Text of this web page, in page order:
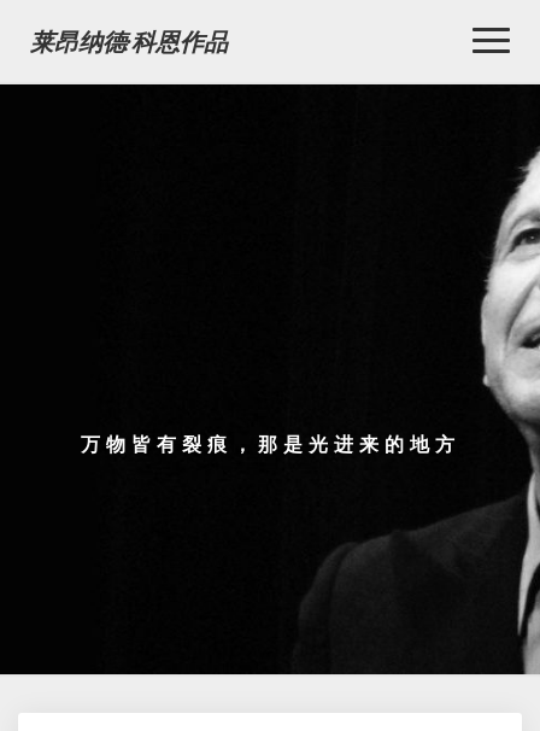
莱昂纳德·科恩作品
万物皆有裂痕，那是光进来的地方